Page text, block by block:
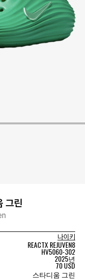
그린
나이키
REACTX REJUVEN8
HV5060-302
2025년
70 USD
스타디움 그린